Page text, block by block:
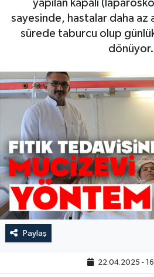
yapılan kapalı
sayesinde, hastalar daha az
sürede taburcu olup günlük
dönüyor.
Paylaş
22.04.2025 -